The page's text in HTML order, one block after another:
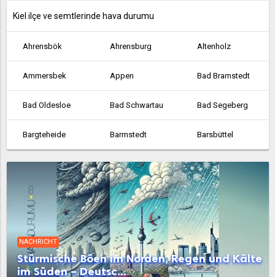
Kiel ilçe ve semtlerinde hava durumu
Ahrensbök Ahrensburg Altenholz
Ammersbek Appen Bad Bramstedt
Bad Oldesloe Bad Schwartau Bad Segeberg
Bargteheide Barmstedt Barsbüttel
Bordesholm Brunsbüttel Büchen
Büdelsdorf Büsum Eckernförde
Ellerau Elmschenhagen Elmshorn
Eutin Fehmarn Flensburg
NACHRICHT
Stürmische Böen im Norden, Regen und Kälte
im Süden – Deutsc...